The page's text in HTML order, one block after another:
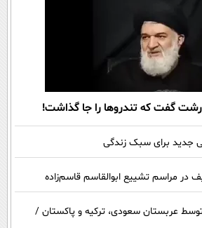
گفت که تندروها را جا گذاشت!
جدید برای سبک زندگی
در مراسم تشییع ابوالقاسم قاسم‌زاده
عربستان سعودی، ترکیه و پاکستان /